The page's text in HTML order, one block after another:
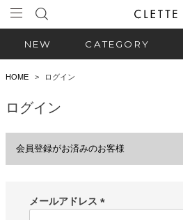
NEW CATEGORY
HOME ログイン
ログイン
会員登録がお済みのお客様
メールアドレス